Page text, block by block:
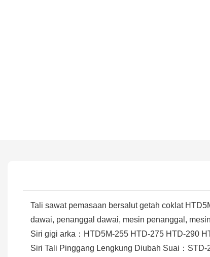
Tali sawat pemasaan bersalut getah coklat
dawai, penanggal dawai, mesin penanggal,
Siri gigi arka：HTD5M-255 HTD-275 HTD-290
Siri Tali Pinggang Lengkung Diubah Suai：